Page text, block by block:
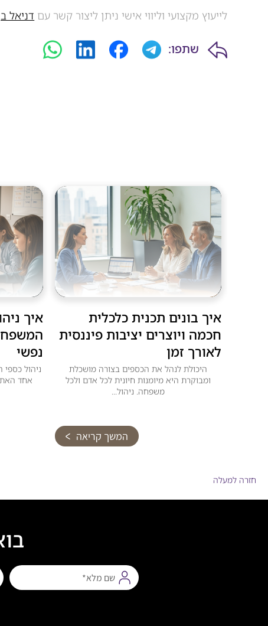
לייעוץ מקצועי וליווי אישי ניתן ליצור קשר עם דניאל
שתפו:
איך בונים תכנית כלכלית
חכמה ויוצרים יציבות פיננסית
לאורך זמן
היכולת לנהל את הכספים בצורה מושכלת
ומבוקרת היא מיומנות חיונית לכל אדם ולכל
משפחה. ניהול...
המשך קריאה
איך
נפשי
ניהול
אחד
חזרה למעלה